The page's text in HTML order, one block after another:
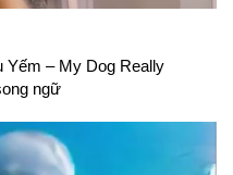
Yếm – My Dog Really
ngữ